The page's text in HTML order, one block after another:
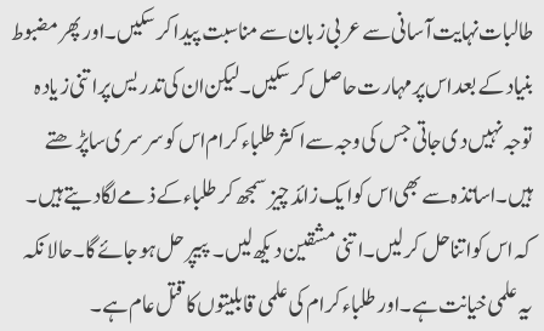
طالبات نہایت آسانی سے عربی زبان سے مناسبت پیدا کرسکیں۔اور پھر مضبوط
بنیاد کے بعد اس پرمہارت حاصل کرسکیں۔لیکن ان کی تدریس پر اتنی زیادہ
توجہ نہیں دی جاتی جس کی وجہ سے اکثر طلباء کرام اس کو سرسری سا پڑھتے
ہیں۔اساتذہ سے بھی اس کو ایک زائد چیز سمجھ کر طلباء کے ذمےلگا دیتے ہیں۔
کہ اس کو اتنا حل کرلیں۔اتنی مشقین دیکھ لیں۔ پیپر حل ہوجائے گا۔حالانکہ
یہ علمی خیانت ہے۔اور طلباء کرام کی علمی قابلیتوں کا قتل عام ہے۔